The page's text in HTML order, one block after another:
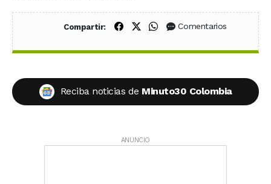
Compartir: Compartir en Facebook
Compartir en X (Twitter)
Compartir en WhatsApp
Comentarios
Reciba noticias de Minuto30 Colombia
ANUNCIO